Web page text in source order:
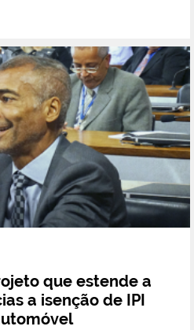
que estende a
a isenção de IPI